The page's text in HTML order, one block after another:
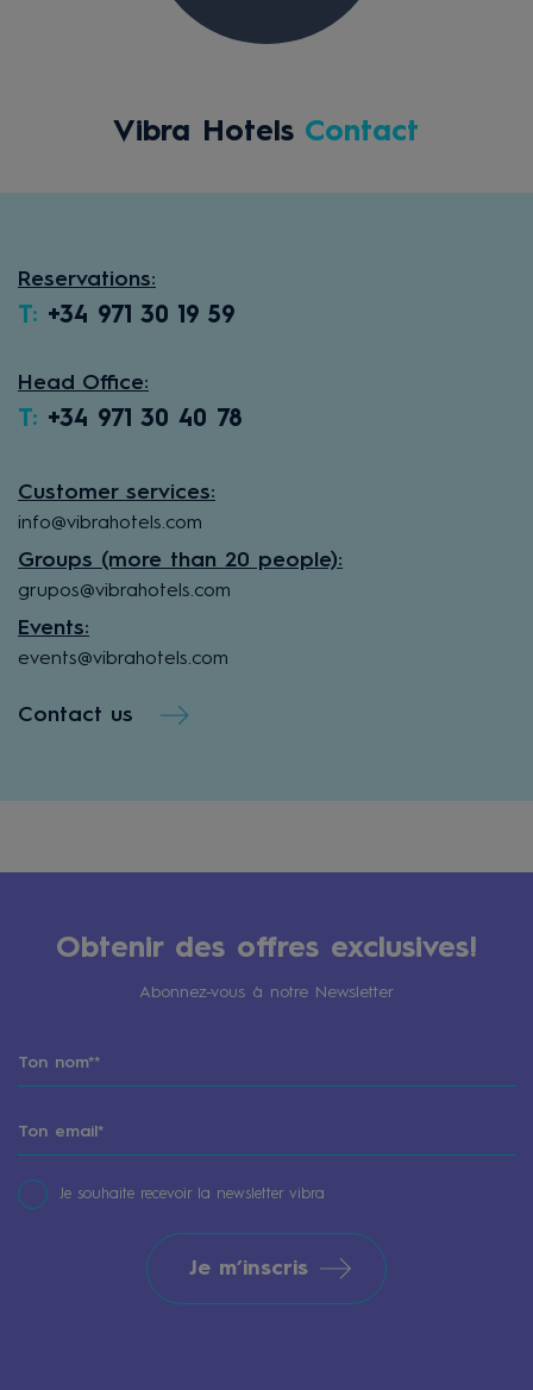
Vibra Hotels Contact
Reservations:
T: +34 971 30 19 59
Head Office:
T: +34 971 30 40 78
Customer services:
info@vibrahotels.com
Groups (more than 20 people):
grupos@vibrahotels.com
Events:
events@vibrahotels.com
Contact us
Obtenir des offres exclusives!
Abonnez-vous à notre Newsletter
Je souhaite recevoir la newsletter vibra
Je m’inscris